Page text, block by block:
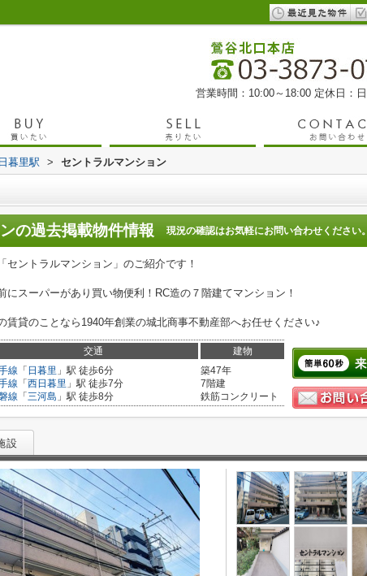
営業時間：10:00～18:00 定休日：
日暮里駅 > セントラルマンション
の過去掲載物件情報 現況の確認はお気軽にお問い合わせください。
セントラルマンション」のご紹介です！
にスーパーがあり買い物便利！RC造の７階建てマンション！
賃貸のことなら1940年創業の城北商事不動産部へお任せください♪
交通 建物
線 「 日暮里 」駅 徒歩6分
線 「 西日暮里 」駅 徒歩7分
線 「 三河島 」駅 徒歩8分
築47年
7階建
鉄筋コンクリート
設